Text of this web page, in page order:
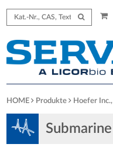
HOME Produkte Hoefer